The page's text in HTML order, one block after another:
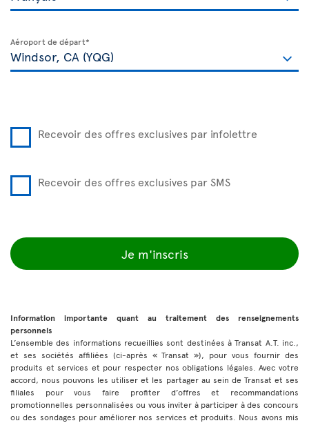
Aéroport de départ*
Recevoir des offres exclusives par infolettre
Recevoir des offres exclusives par SMS
Je m'inscris
Information importante quant au traitement des renseignements
personnels
L’ensemble des informations recueillies sont destinées à Transat A.T. inc.,
et ses sociétés affiliées (ci-après « Transat »), pour vous fournir des
produits et services et pour respecter nos obligations légales. Avec votre
accord, nous pouvons les utiliser et les partager au sein de Transat et ses
filiales pour vous faire profiter d’offres et recommandations
promotionnelles personnalisées ou vous inviter à participer à des concours
ou des sondages pour améliorer nos services et produits. Nous avons mis